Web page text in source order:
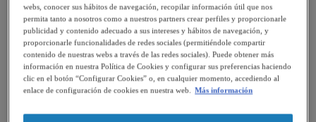
webs, conocer sus hábitos de navegación, recopilar información útil que nos
permita tanto a nosotros como a nuestros partners crear perfiles y proporcionarle
publicidad y contenido adecuado a sus intereses y hábitos de navegación, y
proporcionarle funcionalidades de redes sociales (permitiéndole compartir
contenido de nuestras webs a través de las redes sociales). Puede obtener más
información en nuestra Política de Cookies y configurar sus preferencias haciendo
clic en el botón “Configurar Cookies” o, en cualquier momento, accediendo al
enlace de configuración de cookies en nuestra web.
Más información